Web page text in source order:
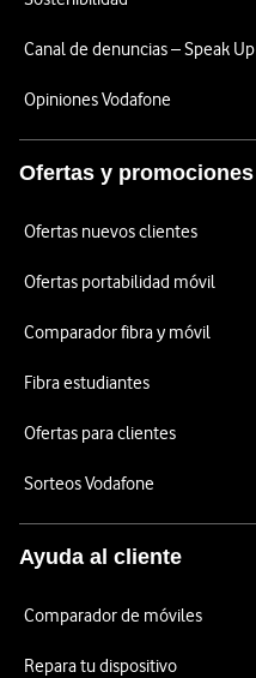
Canal de denuncias – Speak Up
Opiniones Vodafone
Ofertas y promociones
Ofertas nuevos clientes
Ofertas portabilidad móvil
Comparador fibra y móvil
Fibra estudiantes
Ofertas para clientes
Sorteos Vodafone
Ayuda al cliente
Comparador de móviles
Repara tu dispositivo